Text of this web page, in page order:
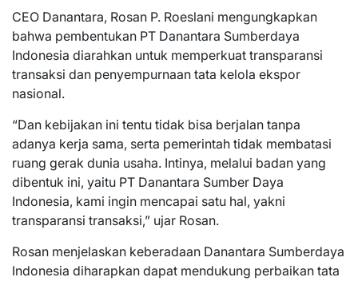
CEO Danantara, Rosan P. Roeslani mengungkapkan
bahwa pembentukan PT Danantara Sumberdaya
Indonesia diarahkan untuk memperkuat transparansi
transaksi dan penyempurnaan tata kelola ekspor
nasional.
“Dan kebijakan ini tentu tidak bisa berjalan tanpa
adanya kerja sama, serta pemerintah tidak membatasi
ruang gerak dunia usaha. Intinya, melalui badan yang
dibentuk ini, yaitu PT Danantara Sumber Daya
Indonesia, kami ingin mencapai satu hal, yakni
transparansi transaksi,” ujar Rosan.
Rosan menjelaskan keberadaan Danantara Sumberdaya
Indonesia diharapkan dapat mendukung perbaikan tata